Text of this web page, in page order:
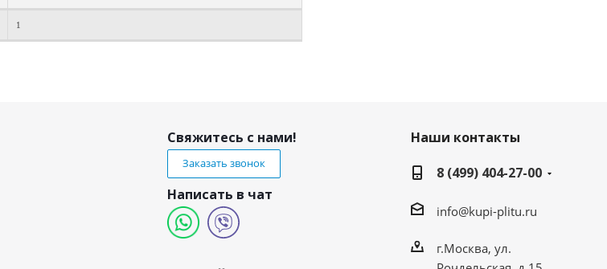
1
Свяжитесь с нами!
Заказать звонок
Написать в чат
Наши контакты
8 (499) 404-27-00
info@kupi-plitu.ru
г.Москва, ул.